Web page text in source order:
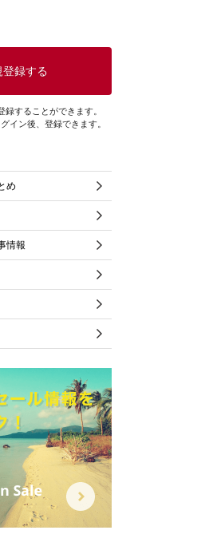
録する
することができます。
イン後、登録できます。
め
情報